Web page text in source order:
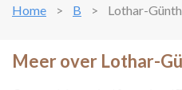
Home B Lothar-
Meer over Lothar-